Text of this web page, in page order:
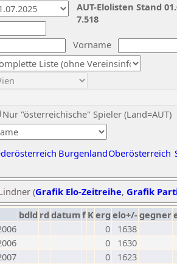
Vorname
Nur "österreichische" Spieler (Land=AUT)
BurgenlandOberösterreich
AUT-Elolisten Stand
7.518
(Grafik Elo-Zeitreihe, Grafik
bdld rd datumf Kerg elo+/-gegner
0
1638
0
1630
0
1623